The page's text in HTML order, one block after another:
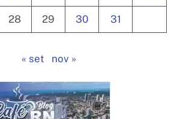
28 29 30 31
« set nov »